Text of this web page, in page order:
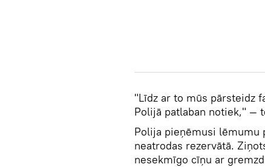
"Līdz ar to mūs pārsteidz
Polijā patlaban notiek," —
Polija pieņēmusi lēmumu
neatrodas rezervātā.
nesekmīgo cīņu ar